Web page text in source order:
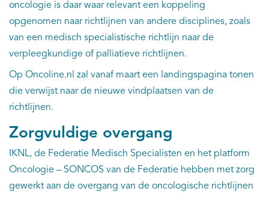
oncologie is daar waar relevant een koppeling
opgenomen naar richtlijnen van andere disciplines, zoals
van een medisch specialistische richtlijn naar de
verpleegkundige of palliatieve richtlijnen.
Op Oncoline.nl zal vanaf maart een landingspagina tonen
die verwijst naar de nieuwe vindplaatsen van de
richtlijnen.
Zorgvuldige overgang
IKNL, de Federatie Medisch Specialisten en het platform
Oncologie – SONCOS van de Federatie hebben met zorg
gewerkt aan de overgang van de oncologische richtlijnen